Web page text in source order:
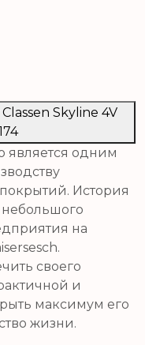
₸.Skyline 4V
является одним
История
небольшого
на
своего
и
максимум его
жизни.